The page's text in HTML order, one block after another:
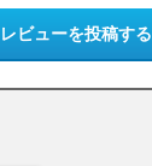
ビューを投稿する